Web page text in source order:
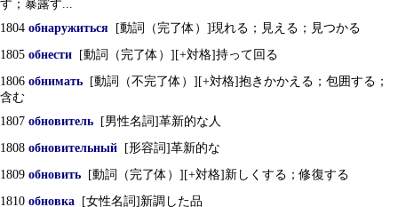
す；暴露す...
1804 обнаружиться [動詞（完了体）]現れる；見える；見つかる
1805 обнести [動詞（完了体）][+対格]持って回る
1806 обнимать [動詞（不完了体）][+対格]抱きかかえる；包囲する；
含む
1807 обновитель [男性名詞]革新的な人
1808 обновительный [形容詞]革新的な
1809 обновить [動詞（完了体）][+対格]新しくする；修復する
1810 обновка [女性名詞]新調した品